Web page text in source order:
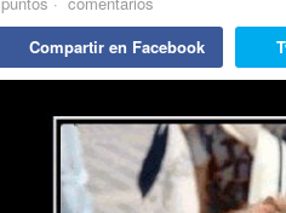
Compartir en Facebook